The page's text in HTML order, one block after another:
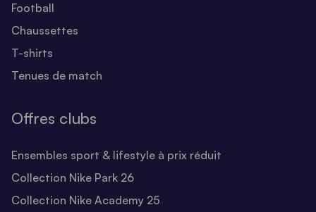
Football
Chaussettes
T-shirts
Tenues de match
Offres clubs
Ensembles sport & lifestyle à prix réduit
Collection Nike Park 26
Collection Nike Academy 25